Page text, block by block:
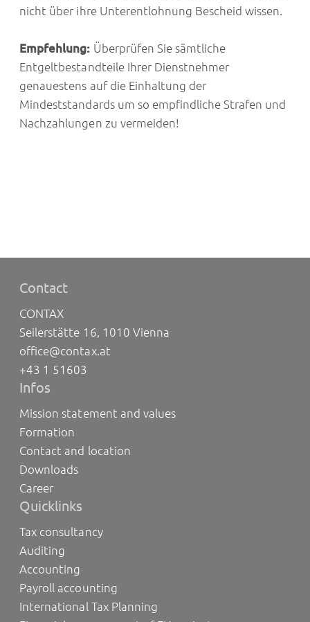
nicht über ihre Unterentlohnung Bescheid wissen.
Empfehlung: Überprüfen Sie sämtliche
Entgeltbestandteile Ihrer Dienstnehmer
genauestens auf die Einhaltung der
Mindeststandards um so empfindliche Strafen und
Nachzahlungen zu vermeiden!
Contact
CONTAX
Seilerstätte 16, 1010 Vienna
office@contax.at
+43 1 51603
Infos
Mission statement and values
Formation
Contact and location
Downloads
Career
Quicklinks
Tax consultancy
Auditing
Accounting
Payroll accounting
International Tax Planning